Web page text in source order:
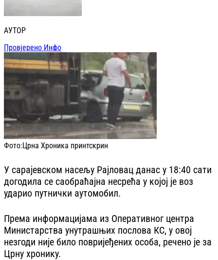
АУТОР
Провјерено Инфо
Фото:Црна Хроника принтскрин
У сарајевском насељу Рајловац данас у 18:40 сати
догодила се саобраћајна несрећа у којој је воз
ударио путнички аутомобил.
Према информацијама из Оперативног центра
Министарства унутрашњих послова КС, у овој
незгоди није било повријеђених особа, речено је за
Црну хронику.